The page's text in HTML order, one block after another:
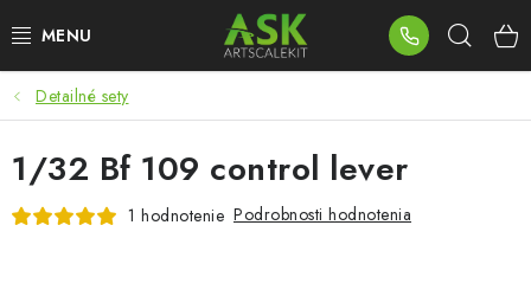
na
BLOG
SUMMER DAYS
WARHAMMER
Detailné sety
1/32 Bf 109 control lever
1 hodnotenie Podrobnosti hodnotenia